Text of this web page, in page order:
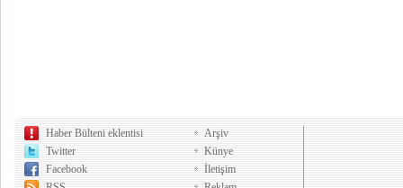
Haber Bülteni eklentisi
Twitter
Facebook
Arşiv
Künye
İletişim